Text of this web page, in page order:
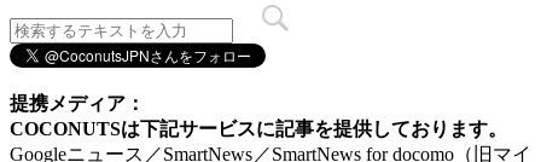
提携メディア：
COCONUTSは下記サービスに記事を提供しております。
Googleニュース／SmartNews／SmartNews for docomo（旧マイ